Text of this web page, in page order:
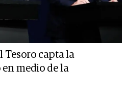
Tesoro capta la
medio de la